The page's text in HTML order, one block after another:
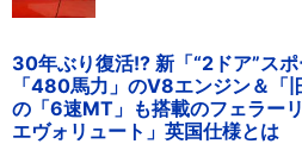
30年ぶり復活!? 新「“2ドア”スポ
「480馬力」のV8エンジン＆「
の「6速MT」も搭載のフェラー
エヴォリュート」英国仕様とは